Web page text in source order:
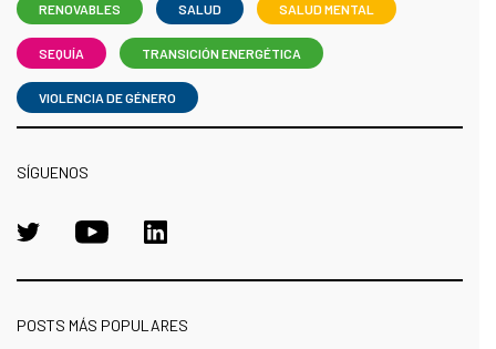
RENOVABLES SALUD SALUD MENTAL
SEQUÍA TRANSICIÓN ENERGÉTICA
VIOLENCIA DE GÉNERO
SÍGUENOS
POSTS MÁS POPULARES